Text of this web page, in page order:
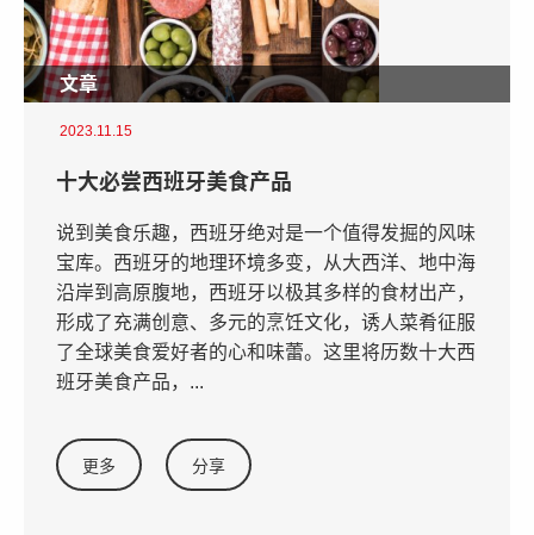
文章
2023.11.15
十大必尝西班牙美食产品
说到美食乐趣，西班牙绝对是一个值得发掘的风味
宝库。西班牙的地理环境多变，从大西洋、地中海
沿岸到高原腹地，西班牙以极其多样的食材出产，
形成了充满创意、多元的烹饪文化，诱人菜肴征服
了全球美食爱好者的心和味蕾。这里将历数十大西
班牙美食产品，...
更多 分享